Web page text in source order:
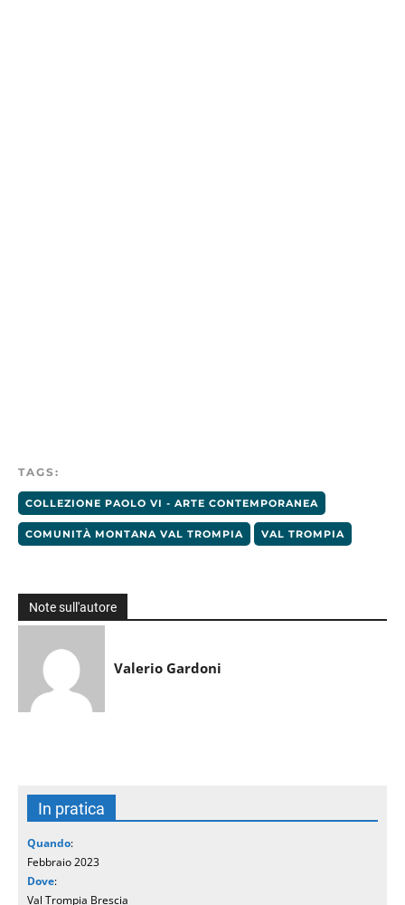
TAGS:
COLLEZIONE PAOLO VI - ARTE CONTEMPORANEA
COMUNITÀ MONTANA VAL TROMPIA VAL TROMPIA
Note sull'autore
Valerio Gardoni
In pratica
Quando:
Febbraio 2023
Dove:
Val Trompia Brescia